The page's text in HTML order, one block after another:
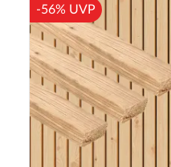
-56% UVP